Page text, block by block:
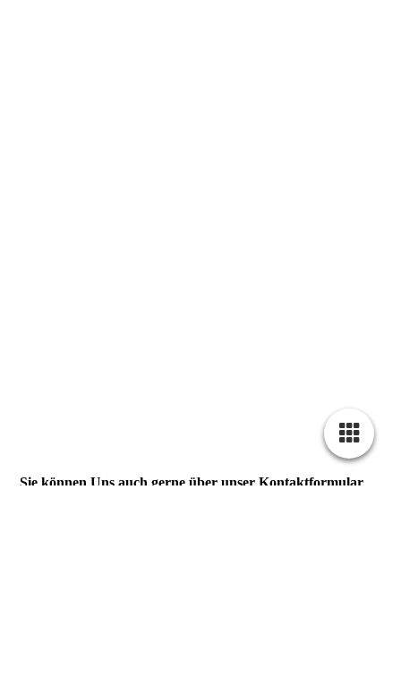
Sie können Uns auch gerne über unser Kontaktformular